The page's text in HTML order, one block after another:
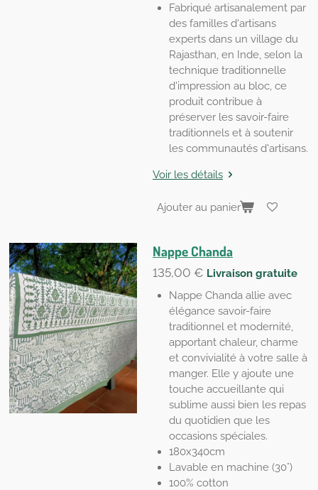
Fabriqué artisanalement par
des familles d'artisans
experts dans un village du
Rajasthan, en Inde, selon la
technique traditionnelle
d'impression au bloc, ce
produit contribue à
préserver les savoir-faire
traditionnels et à soutenir
les communautés d'artisans.
Voir les détails
Ajouter au panier
Nappe Chanda
135,00 € Livraison gratuite
Nappe Chanda allie avec
élégance savoir-faire
traditionnel et modernité,
apportant chaleur, charme
et convivialité à votre salle à
manger. Elle y ajoute une
touche accueillante qui
sublime aussi bien les repas
du quotidien que les
occasions spéciales.
180x340cm
Lavable en machine (30°)
100% cotton